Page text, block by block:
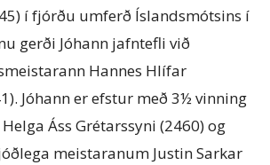
í fjórðu umferð Íslandsmótsins í
gerði Jóhann jafntefli við
Hannes Hlífar
Jóhann er efstur með 3½ vinning
Áss Grétarssyni (2460) og
meistaranum Justin Sarkar